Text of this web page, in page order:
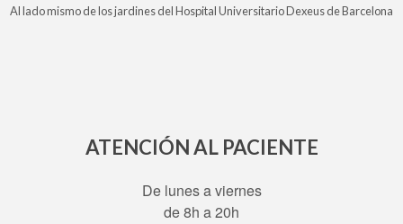
Al lado mismo de los jardines del Hospital Universitario Dexeus de Barcelona
ATENCIÓN AL PACIENTE
De lunes a viernes
de 8h a 20h